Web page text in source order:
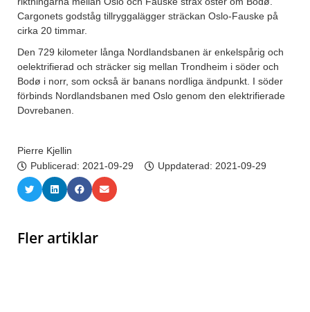
Cargonets godståg tillryggalägger sträckan Oslo-Fauske på
cirka 20 timmar.
Den 729 kilometer långa Nordlandsbanen är enkelspårig och
oelektrifierad och sträcker sig mellan Trondheim i söder och
Bodø i norr, som också är banans nordliga ändpunkt. I söder
förbinds Nordlandsbanen med Oslo genom den elektrifierade
Dovrebanen.
Pierre Kjellin
Publicerad: 2021-09-29 Uppdaterad: 2021-09-29
Fler artiklar